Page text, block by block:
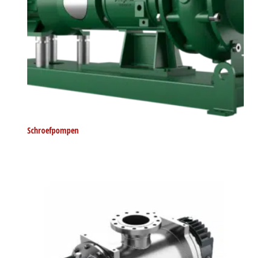
Schroefpompen